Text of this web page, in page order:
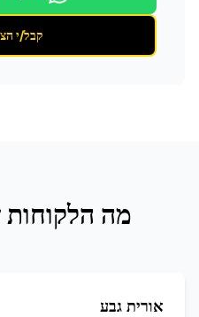
קבל/י
מה הלקוחות
אורית גבע